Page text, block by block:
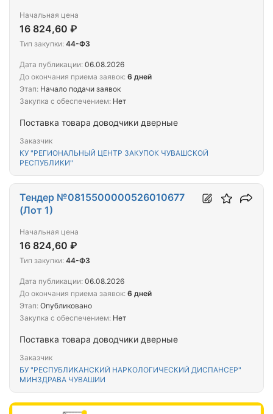
Поставка товара доводчики дверные
Заказчик
КУ "РЕГИОНАЛЬНЫЙ ЦЕНТР ЗАКУПОК ЧУВАШСКОЙ
РЕСПУБЛИКИ"
Начальная цена
16 824,60 ₽
Тип закупки: 44-ФЗ
Дата публикации: 06.08.2026
До окончания приема заявок: 6 дней
Этап: Начало подачи заявок
Закупка с обеспечением: Нет
Поставка товара доводчики дверные
Заказчик
БУ "РЕСПУБЛИКАНСКИЙ НАРКОЛОГИЧЕСКИЙ ДИСПАНСЕР"
МИНЗДРАВА ЧУВАШИИ
Тендер №0815500000526010677
(Лот 1)
Начальная цена
16 824,60 ₽
Тип закупки: 44-ФЗ
Дата публикации: 06.08.2026
До окончания приема заявок: 6 дней
Этап: Опубликовано
Закупка с обеспечением: Нет